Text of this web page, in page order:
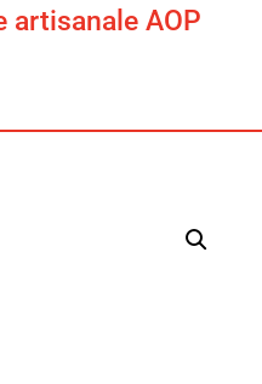
artisanale AOP